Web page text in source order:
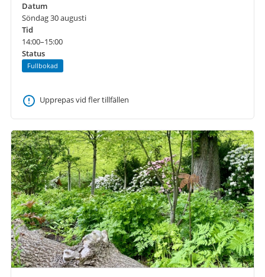
Datum
Söndag 30 augusti
Tid
14:00–15:00
Status
Fullbokad
Upprepas vid fler tillfällen